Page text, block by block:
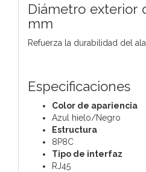
Diámetro exterior
mm
Refuerza la durabilidad del
Especificaciones
Color de apariencia
Azul hielo/Negro
Estructura
8P8C
Tipo de interfaz
RJ45